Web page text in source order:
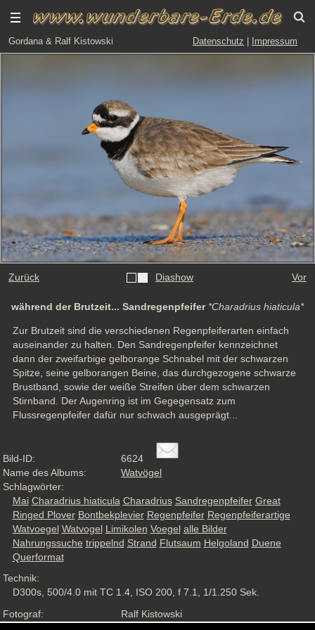
Gordana & Ralf Kistowski Datenschutz Impressum
Zurück Diashow Vor
während der Brutzeit... Sandregenpfeifer *Charadrius hiaticula*
Zur Brutzeit sind die verschiedenen Regenpfeiferarten einfach
auseinander zu halten. Den Sandregenpfeifer kennzeichnet
dann der zweifarbige gelborange Schnabel mit der schwarzen
Spitze, seine gelborangen Beine, das durchgezogene schwarze
Brustband, sowie der weiße Streifen über dem schwarzen
Stirnband. Der Augenring ist im Gegegensatz zum
Flussregenpfeifer dafür nur schwach ausgeprägt...
Bild-ID:
6624
Name des Albums:
Watvögel
Schlagwörter:
Mai Charadrius hiaticula Charadrius Sandregenpfeifer Great
Ringed Plover Bontbekplevier Regenpfeifer Regenpfeiferartige
Watvoegel Watvogel Limikolen Voegel alle Bilder
Nahrungssuche trippelnd Strand Flutsaum Helgoland Duene
Querformat
Technik:
D300s, 500/4.0 mit TC 1.4, ISO 200, f 7.1, 1/1.250 Sek.
Fotograf:
Ralf Kistowski